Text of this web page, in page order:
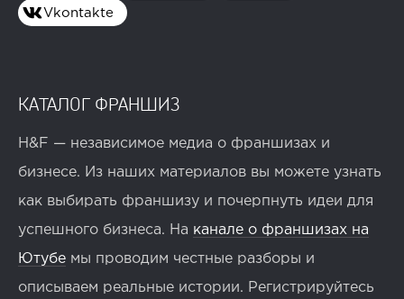
Vkontakte
КАТАЛОГ ФРАНШИЗ
H&F — независимое медиа о франшизах и
бизнесе. Из наших материалов вы можете узнать
как выбирать франшизу и почерпнуть идеи для
успешного бизнеса. На канале о франшизах на
Ютубе мы проводим честные разборы и
описываем реальные истории. Регистрируйтесь